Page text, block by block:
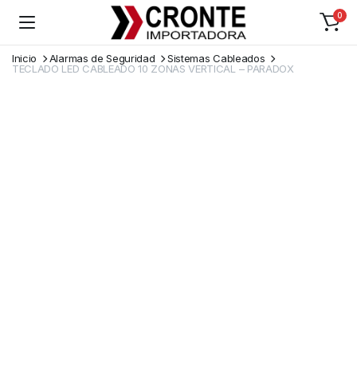
0
Inicio Alarmas de Seguridad
Sistemas Cableados
TECLADO LED CABLEADO 10 ZONAS VERTICAL – PARADOX